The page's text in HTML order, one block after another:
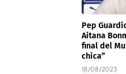
Pep
Aitana
final del
chica”
18/08/2023